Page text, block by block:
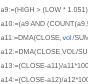
a9:=(HIGH > (LOW *
a10:=(a9 AND
a11:=DMA(CLOSE, vol/
a12:=DMA(CLOSE,VOL/
a13:=(CLOSE-a11)/
a14:=(CLOSE-a12)/